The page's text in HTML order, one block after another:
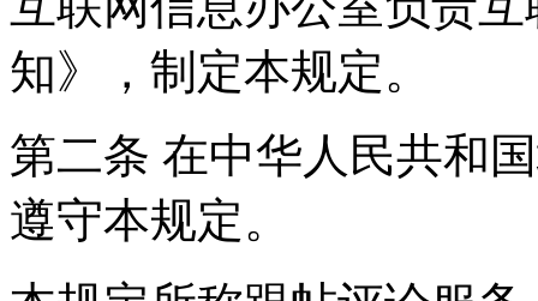
知》，制定本规定。
第二条 在中华人民共和
遵守本规定。